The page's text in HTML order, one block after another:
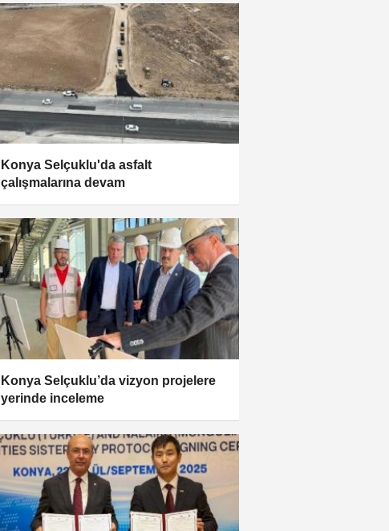
Konya Selçuklu'da asfalt
çalışmalarına devam
Konya Selçuklu’da vizyon projelere
yerinde inceleme